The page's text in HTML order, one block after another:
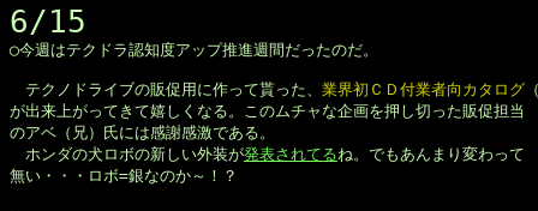
6/15
◯今週はテクドラ認知度アップ推進週間だったのだ。
テクノドライブの販促用に作って貰った、 業界初ＣＤ付業者向カタログ
が出来上がってきて嬉しくなる。このムチャな企画を押し切った販促担当
のアベ（兄）氏には感謝感激である。
ホンダの犬ロボの新しい外装が発表されてるね。でもあんまり変わって
無い・・・ロボ=銀なのか～！？